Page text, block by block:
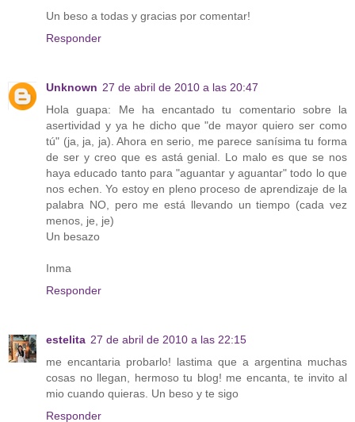
Un beso a todas y gracias por comentar!
Responder
Unknown 27 de abril de 2010 a las 20:47
Hola guapa: Me ha encantado tu comentario sobre la
asertividad y ya he dicho que "de mayor quiero ser como
tú" (ja, ja, ja). Ahora en serio, me parece sanísima tu forma
de ser y creo que es astá genial. Lo malo es que se nos
haya educado tanto para "aguantar y aguantar" todo lo que
nos echen. Yo estoy en pleno proceso de aprendizaje de la
palabra NO, pero me está llevando un tiempo (cada vez
menos, je, je)
Un besazo
Inma
Responder
estelita 27 de abril de 2010 a las 22:15
me encantaria probarlo! lastima que a argentina muchas
cosas no llegan, hermoso tu blog! me encanta, te invito al
mio cuando quieras. Un beso y te sigo
Responder